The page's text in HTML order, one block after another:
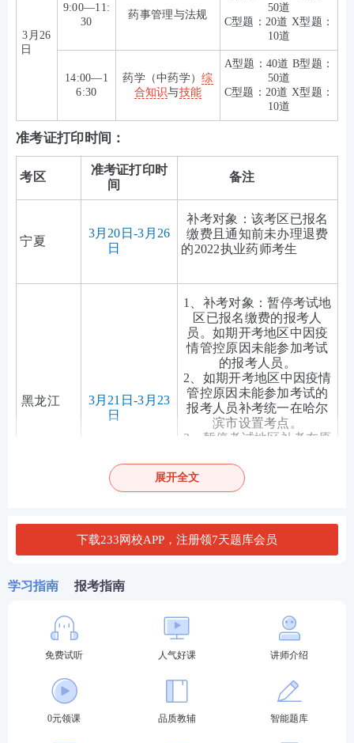
3 月 26
日
9:00—11:
30
药事管理与法规
50道
C型题：20道 X型题：
10道
14:00—1
6:30
药学（中药学）综
合知识与技能
A型题：40道 B型题：
50道
C型题：20道 X型题：
10道
准考证打印时间：
考区
准考证打印时
间
备注
宁夏
3月20日-3月26
日
补考对象：该考区已报名
缴费且通知前未办理退费
的2022执业药师考生
黑龙江
3月21日-3月23
日
1、补考对象：暂停考试地
区已报名缴费的报考人
员。如期开考地区中因疫
情管控原因未能参加考试
的报考人员。
2、如期开考地区中因疫情
管控原因未能参加考试的
报考人员补考统一在哈尔
滨市设置考点。
3、暂停考试地区补考在原
地区中因疫情管控原因未
能参加考试的报考人员补
考前4天
河南
至3月26日14﹕
3月21日至3月2
辽宁(丹东
市、锦州
市、朝阳
展开全文
下载233网校APP，注册领7天题库会员
学习指南 报考指南
免费试听 人气好课 讲师介绍
0元领课 品质教辅 智能题库